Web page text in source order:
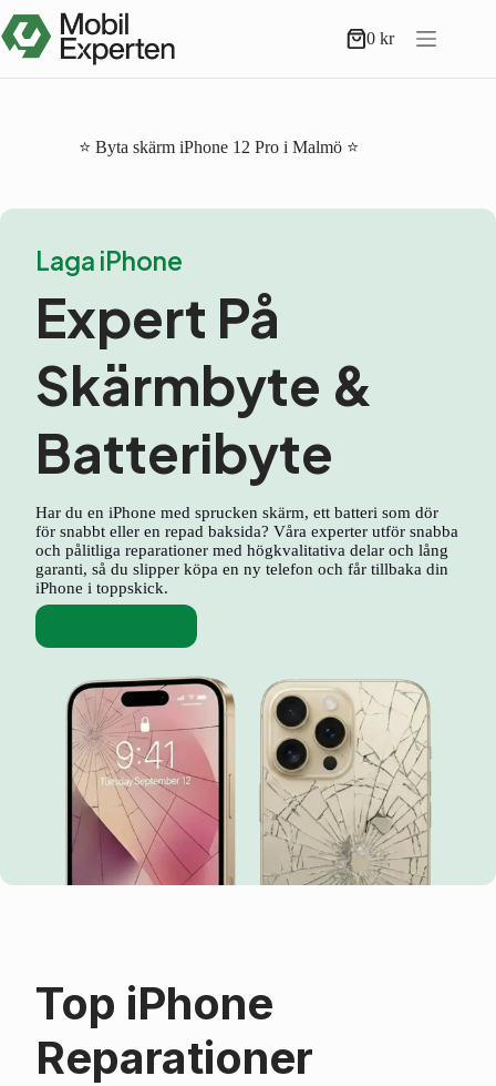
till
innehåll
Varukorg
0kr
⭐ Byta skärm iPhone 12 Pro i Malmö ⭐
Laga iPhone
Expert På
Skärmbyte &
Batteribyte
Har du en iPhone med sprucken skärm, ett batteri som dör
för snabbt eller en repad baksida? Våra experter utför snabba
och pålitliga reparationer med högkvalitativa delar och lång
garanti, så du slipper köpa en ny telefon och får tillbaka din
iPhone i toppskick.
Top iPhone
Reparationer